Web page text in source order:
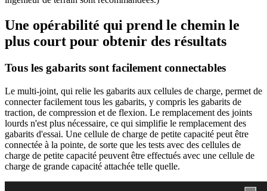
Une opérabilité qui prend le chemin le
plus court pour obtenir des résultats
Tous les gabarits sont facilement connectables
Le multi-joint, qui relie les gabarits aux cellules de charge, permet de
connecter facilement tous les gabarits, y compris les gabarits de
traction, de compression et de flexion. Le remplacement des joints
lourds n'est plus nécessaire, ce qui simplifie le remplacement des
gabarits d'essai. Une cellule de charge de petite capacité peut être
connectée à la pointe, de sorte que les tests avec des cellules de
charge de petite capacité peuvent être effectués avec une cellule de
charge de grande capacité attachée telle quelle.